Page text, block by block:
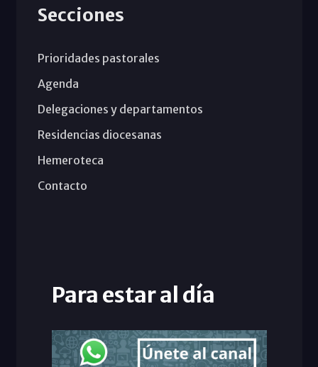
Secciones
Prioridades pastorales
Agenda
Delegaciones y departamentos
Residencias diocesanas
Hemeroteca
Contacto
Para estar al día